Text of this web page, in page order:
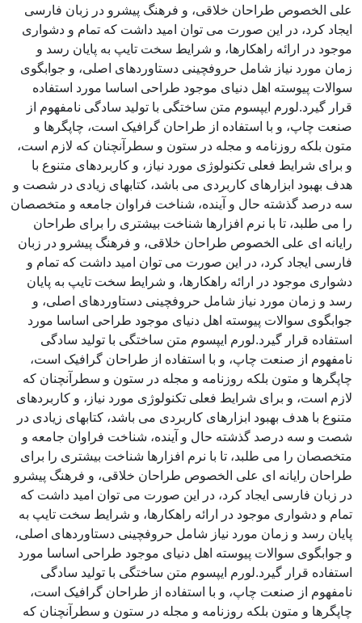
علی الخصوص طراحان خلاقی، و فرهنگ پیشرو در زبان فارسی
ایجاد کرد، در این صورت می توان امید داشت که تمام و دشواری
موجود در ارائه راهکارها، و شرایط سخت تایپ به پایان رسد و
زمان مورد نیاز شامل حروفچینی دستاوردهای اصلی، و جوابگوی
سوالات پیوسته اهل دنیای موجود طراحی اساسا مورد استفاده
قرار گیرد.لورم ایپسوم متن ساختگی با تولید سادگی نامفهوم از
صنعت چاپ، و با استفاده از طراحان گرافیک است، چاپگرها و
متون بلکه روزنامه و مجله در ستون و سطرآنچنان که لازم است،
و برای شرایط فعلی تکنولوژی مورد نیاز، و کاربردهای متنوع با
هدف بهبود ابزارهای کاربردی می باشد، کتابهای زیادی در شصت و
سه درصد گذشته حال و آینده، شناخت فراوان جامعه و متخصصان
را می طلبد، تا با نرم افزارها شناخت بیشتری را برای طراحان
رایانه ای علی الخصوص طراحان خلاقی، و فرهنگ پیشرو در زبان
فارسی ایجاد کرد، در این صورت می توان امید داشت که تمام و
دشواری موجود در ارائه راهکارها، و شرایط سخت تایپ به پایان
رسد و زمان مورد نیاز شامل حروفچینی دستاوردهای اصلی، و
جوابگوی سوالات پیوسته اهل دنیای موجود طراحی اساسا مورد
استفاده قرار گیرد.لورم ایپسوم متن ساختگی با تولید سادگی
نامفهوم از صنعت چاپ، و با استفاده از طراحان گرافیک است،
چاپگرها و متون بلکه روزنامه و مجله در ستون و سطرآنچنان که
لازم است، و برای شرایط فعلی تکنولوژی مورد نیاز، و کاربردهای
متنوع با هدف بهبود ابزارهای کاربردی می باشد، کتابهای زیادی در
شصت و سه درصد گذشته حال و آینده، شناخت فراوان جامعه و
متخصصان را می طلبد، تا با نرم افزارها شناخت بیشتری را برای
طراحان رایانه ای علی الخصوص طراحان خلاقی، و فرهنگ پیشرو
در زبان فارسی ایجاد کرد، در این صورت می توان امید داشت که
تمام و دشواری موجود در ارائه راهکارها، و شرایط سخت تایپ به
پایان رسد و زمان مورد نیاز شامل حروفچینی دستاوردهای اصلی،
و جوابگوی سوالات پیوسته اهل دنیای موجود طراحی اساسا مورد
استفاده قرار گیرد.لورم ایپسوم متن ساختگی با تولید سادگی
نامفهوم از صنعت چاپ، و با استفاده از طراحان گرافیک است،
چاپگرها و متون بلکه روزنامه و مجله در ستون و سطرآنچنان که